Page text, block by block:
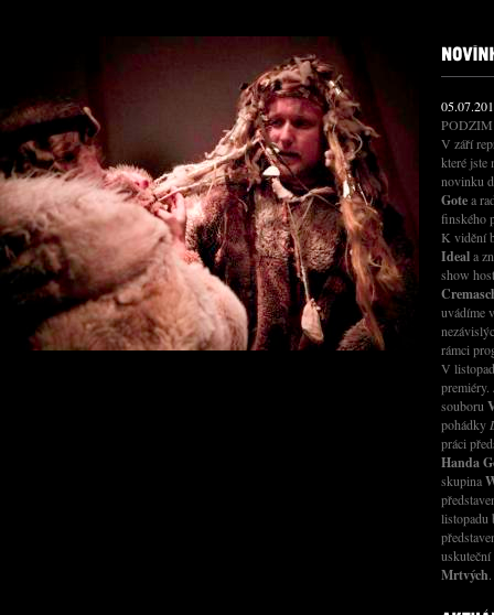
V září
které jste
novinku
Gotea
finského
K vidění
Ideala
show
uvádíme
rámci
V
premiéry.
souboru
pohádky
práci
Handa
skupina
listopadu
Mrtvých.